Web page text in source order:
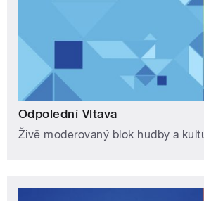
Odpolední Vltava
Živě moderovaný blok hudby a